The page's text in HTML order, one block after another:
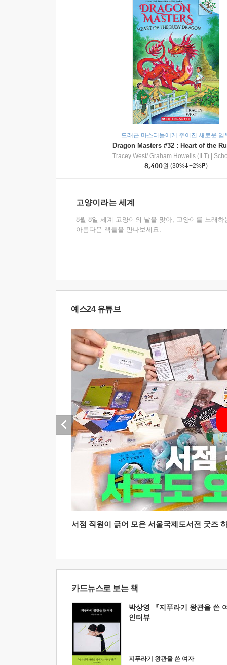
드래곤 마스터들에게 주어진 새로운 임
Tracey West/ Graham Howells (ILT)
8,400원 (30% +2% )
고양이라는 세계
8월 8일 세계 고양이의 날을 맞아, 고양이를 노래하
아름다운 책들을 만나보세요.
예스24 유튜브
서점 직원이 긁어 모은 서울국제도서전 굿즈
카드뉴스로 보는 책
박상영 『지푸라기 왕관을 쓴
인터뷰
지푸라기 왕관을 쓴 여자